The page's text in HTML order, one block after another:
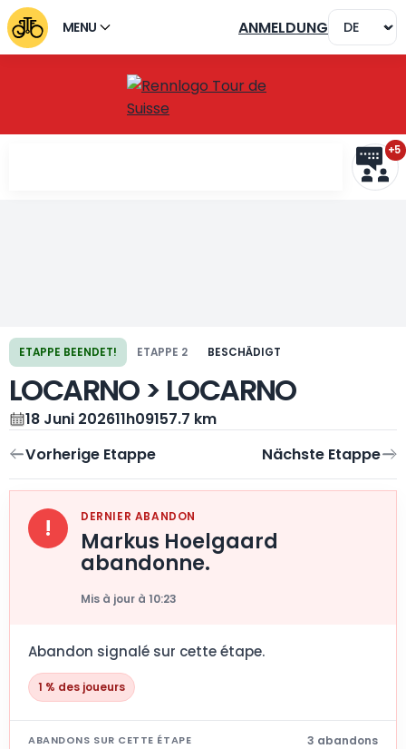
MENU ANMELDUNG
+5
ETAPPE BEENDET! ETAPPE 2 BESCHÄDIGT
LOCARNO > LOCARNO
18 Juni 202611h09157.7 km
Vorherige Etappe Nächste Etappe
! DERNIER ABANDON
Markus Hoelgaard
abandonne.
Mis à jour à 10:23
Abandon signalé sur cette étape.
1 % des joueurs
ABANDONS SUR CETTE ÉTAPE 3 abandons